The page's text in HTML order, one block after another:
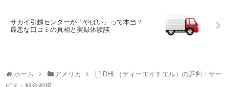
サカイ引越センターが「やばい」って本当？
最悪な口コミの真相と実録体験談
ホーム アメリカ
DHL（ディーエイチエル）の評判・サー